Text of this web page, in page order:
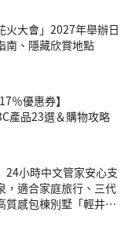
火大會」2027年舉辦日
南、隱藏欣賞地點
％優惠券】
產品23選＆購物攻略
24小時中文管家安心支
，適合家庭旅行、三代
質感包棟別墅「輕井澤